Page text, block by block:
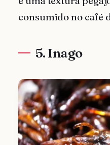
consumido no café
5. Inago